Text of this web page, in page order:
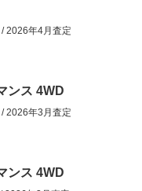
/2026年4月査定
ンス 4WD
/2026年3月査定
ンス 4WD